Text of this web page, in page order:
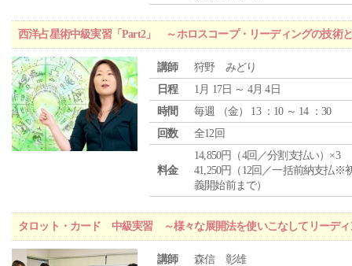
西洋占星術中級実習「Part2」 ～ホロスコープ・リーディングの技術
講師
狩野 みどり
日程
1月 17日 ～ 4月 4日
時間
毎週 （金） 13 ：10 ～ 14 ：30
回数
全12回
料金
14,850円（4回／分割支払い）×3
41,250円（12回／一括前納支払※
義開始前まで）
タロット・カード 中級実習 ～様々な展開法を使いこなしてリーディ
講師
森信 彰雄